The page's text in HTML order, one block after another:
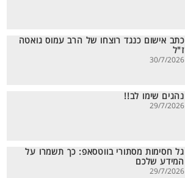
כתב אישום כנגד רוצחו של הרב עמוס גואטה
ז"ל
30/7/2026
נהגים שימו לב!!
29/7/2026
גל חסימות מסתורי בווטסאפ: כך תשמרו על
המידע שלכם
29/7/2026